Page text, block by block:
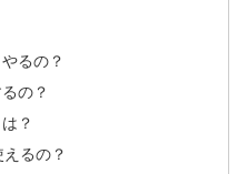
るの？
の？
？
るの？